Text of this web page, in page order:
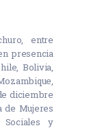
entre
presencia
Bolivia,
diciembre
de Mujeres
Sociales y